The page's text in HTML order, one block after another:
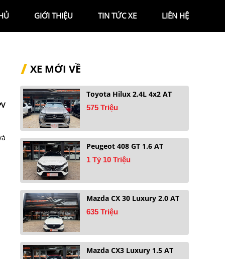
GIỚI THIỆU TIN TỨC XE LIÊN HỆ
XE MỚI VỀ
Toyota Hilux 2.4L 4x2 AT
575 Triệu
Peugeot 408 GT 1.6 AT
1 Tỷ 10 Triệu
Mazda CX 30 Luxury 2.0 AT
635 Triệu
Mazda CX3 Luxury 1.5 AT